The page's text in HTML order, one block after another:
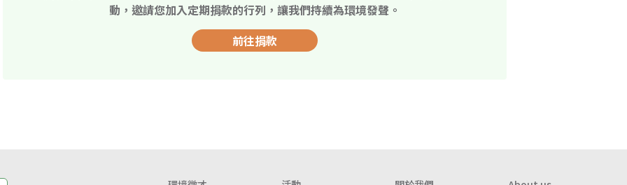
動，邀請您加入定期捐款的行列，讓我們持續為環境發聲。
前往捐款